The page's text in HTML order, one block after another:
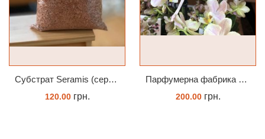
Субстрат Seramis (серамис) універсальний - гранульована глина стандартного разміра для всіх рослин 1 л
120.00грн.
Парфумерна фабрика Valkion 9102 1.7 (торфстакан) реанімашка
200.00грн.